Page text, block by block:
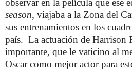
observar en la película que ese
season, viajaba a la Zona del
sus entrenamientos en los
país. La actuación de Harrison
importante, que le vaticino al
Oscar como mejor actor para